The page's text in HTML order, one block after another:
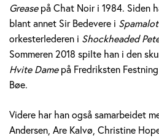
Greasepå Chat Noir i 1984. Siden
blant annet Sir Bedevere i Spamalot
orkesterlederen i Shockheaded
Sommeren 2018 spilte han i den
Hvite Damepå Fredriksten
Bøe.
Videre har han også samarbeidet
Andersen, Are Kalvø, Christine